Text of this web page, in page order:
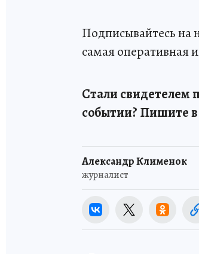
Подписывайтесь на
самая оперативная
Стали свидетелем
событии? Пишите
Александр Клименок
журналист